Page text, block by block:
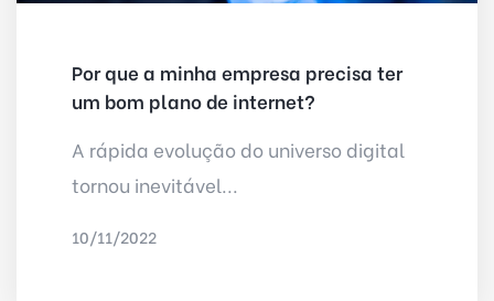
Por que a minha empresa precisa ter
um bom plano de internet?
A rápida evolução do universo digital
tornou inevitável...
10/11/2022